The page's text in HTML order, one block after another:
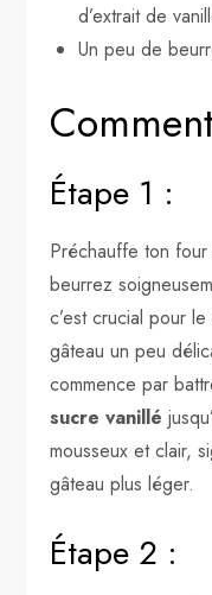
d’extrait de
Un peu de
Étape 1 :
Préchauffe ton
beurrez
c’est crucial pour
gâteau un peu
commence par
sucre vanillé
mousseux et clair,
gâteau plus léger.
Étape 2 :